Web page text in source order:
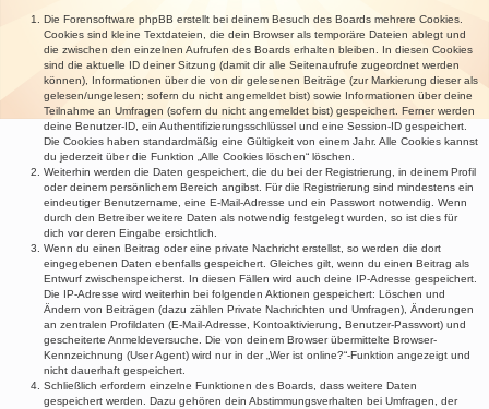
Die Forensoftware phpBB erstellt bei deinem Besuch des Boards mehrere Cookies.
Cookies sind kleine Textdateien, die dein Browser als temporäre Dateien ablegt und
die zwischen den einzelnen Aufrufen des Boards erhalten bleiben. In diesen Cookies
sind die aktuelle ID deiner Sitzung (damit dir alle Seitenaufrufe zugeordnet werden
können), Informationen über die von dir gelesenen Beiträge (zur Markierung dieser als
gelesen/ungelesen; sofern du nicht angemeldet bist) sowie Informationen über deine
Teilnahme an Umfragen (sofern du nicht angemeldet bist) gespeichert. Ferner werden
deine Benutzer-ID, ein Authentifizierungsschlüssel und eine Session-ID gespeichert.
Die Cookies haben standardmäßig eine Gültigkeit von einem Jahr. Alle Cookies kannst
du jederzeit über die Funktion „Alle Cookies löschen“ löschen.
Weiterhin werden die Daten gespeichert, die du bei der Registrierung, in deinem Profil
oder deinem persönlichem Bereich angibst. Für die Registrierung sind mindestens ein
eindeutiger Benutzername, eine E-Mail-Adresse und ein Passwort notwendig. Wenn
durch den Betreiber weitere Daten als notwendig festgelegt wurden, so ist dies für
dich vor deren Eingabe ersichtlich.
Wenn du einen Beitrag oder eine private Nachricht erstellst, so werden die dort
eingegebenen Daten ebenfalls gespeichert. Gleiches gilt, wenn du einen Beitrag als
Entwurf zwischenspeicherst. In diesen Fällen wird auch deine IP-Adresse gespeichert.
Die IP-Adresse wird weiterhin bei folgenden Aktionen gespeichert: Löschen und
Ändern von Beiträgen (dazu zählen Private Nachrichten und Umfragen), Änderungen
an zentralen Profildaten (E-Mail-Adresse, Kontoaktivierung, Benutzer-Passwort) und
gescheiterte Anmeldeversuche. Die von deinem Browser übermittelte Browser-
Kennzeichnung (User Agent) wird nur in der „Wer ist online?“-Funktion angezeigt und
nicht dauerhaft gespeichert.
Schließlich erfordern einzelne Funktionen des Boards, dass weitere Daten
gespeichert werden. Dazu gehören dein Abstimmungsverhalten bei Umfragen, der